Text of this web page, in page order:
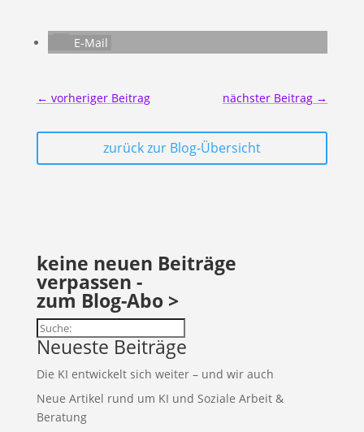
E-Mail
← vorheriger Beitrag nächster Beitrag →
zurück zur Blog-Übersicht
keine neuen Beiträge
verpassen -
zum Blog-Abo >
Suchen
Neueste Beiträge
Die KI entwickelt sich weiter – und wir auch
Neue Artikel rund um KI und Soziale Arbeit &
Beratung